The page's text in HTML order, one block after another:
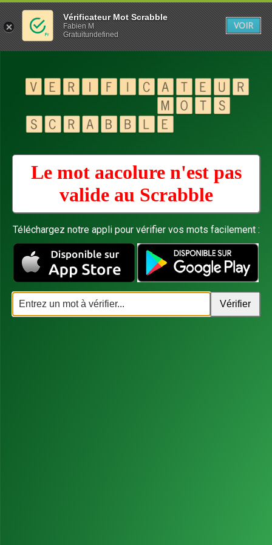
Le mot aacolure n'est pas
valide au Scrabble
Téléchargez notre appli pour vérifier vos mots facilement :
Vérificateur Mot Scrabble
Fabien M
Gratuitundefined
VOIR